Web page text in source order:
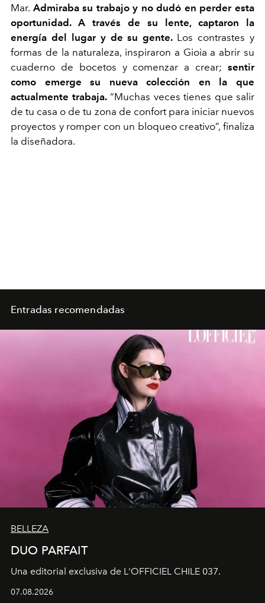
Mar. Admiraba su trabajo y no dudó en perder esta
oportunidad. A través de su lente, captaron la
energía del lugar y de su gente. Los contrastes y
formas de la naturaleza, inspiraron a Gioia a abrir su
cuaderno de bocetos y comenzar a crear; sentir
como emerge su nueva colección en la que
actualmente trabaja.“Muchas veces tienes que salir
de tu casa o de tu zona de confort para iniciar nuevos
proyectos y romper con un bloqueo creativo”, finaliza
la diseñadora.
Entradas recomendadas
BELLEZA
DUO PARFAIT
Una editorial exclusiva de L'OFFICIEL CHILE 037.
07.08.2026